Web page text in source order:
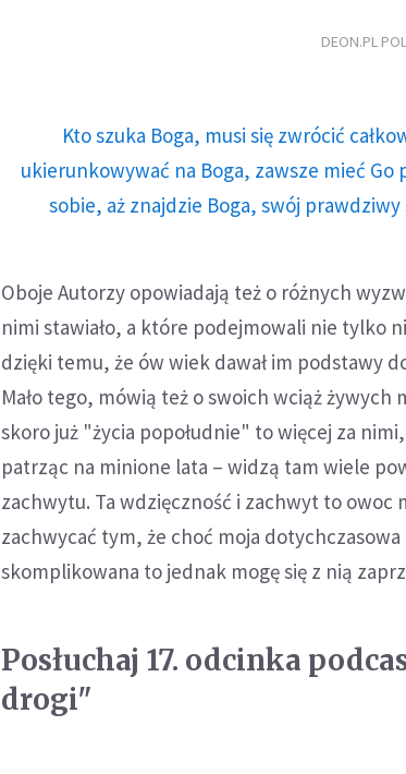
DEON.PL
Kto szuka Boga, musi się zwrócić
ukierunkowywać na Boga, zawsze mieć
sobie, aż znajdzie Boga, swój
Oboje Autorzy opowiadają też o różnych
nimi stawiało, a które podejmowali nie tylko
dzięki temu, że ów wiek dawał im podstawy
Mało tego, mówią też o swoich wciąż
skoro już "życia popołudnie" to więcej za
patrząc na minione lata – widzą tam wiele
zachwytu. Ta wdzięczność i zachwyt to owoc
zachwycać tym, że choć moja
skomplikowana to jednak mogę się z nią
Posłuchaj 17. odcinka
drogi"